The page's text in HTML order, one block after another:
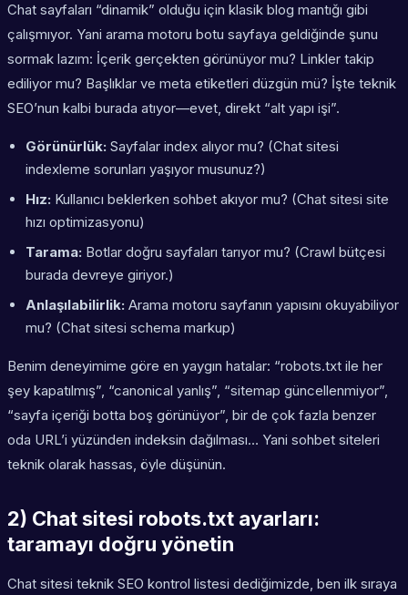
Chat sayfaları “dinamik” olduğu için klasik blog mantığı gibi
çalışmıyor. Yani arama motoru botu sayfaya geldiğinde şunu
sormak lazım: İçerik gerçekten görünüyor mu? Linkler takip
ediliyor mu? Başlıklar ve meta etiketleri düzgün mü? İşte teknik
SEO’nun kalbi burada atıyor—evet, direkt “alt yapı işi”.
Görünürlük: Sayfalar index alıyor mu? (Chat sitesi
indexleme sorunları yaşıyor musunuz?)
Hız: Kullanıcı beklerken sohbet akıyor mu? (Chat sitesi site
hızı optimizasyonu)
Tarama: Botlar doğru sayfaları tarıyor mu? (Crawl bütçesi
burada devreye giriyor.)
Anlaşılabilirlik: Arama motoru sayfanın yapısını okuyabiliyor
mu? (Chat sitesi schema markup)
Benim deneyimime göre en yaygın hatalar: “robots.txt ile her
şey kapatılmış”, “canonical yanlış”, “sitemap güncellenmiyor”,
“sayfa içeriği botta boş görünüyor”, bir de çok fazla benzer
oda URL’i yüzünden indeksin dağılması… Yani sohbet siteleri
teknik olarak hassas, öyle düşünün.
2) Chat sitesi robots.txt ayarları:
taramayı doğru yönetin
Chat sitesi teknik SEO kontrol listesi dediğimizde, ben ilk sıraya